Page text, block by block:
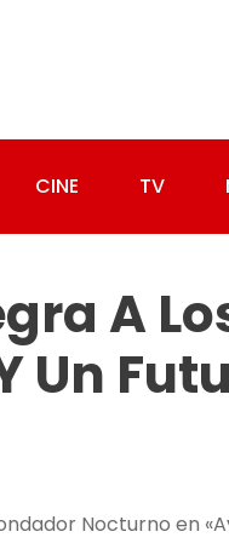
CINE TV
A
Un
Nocturno en